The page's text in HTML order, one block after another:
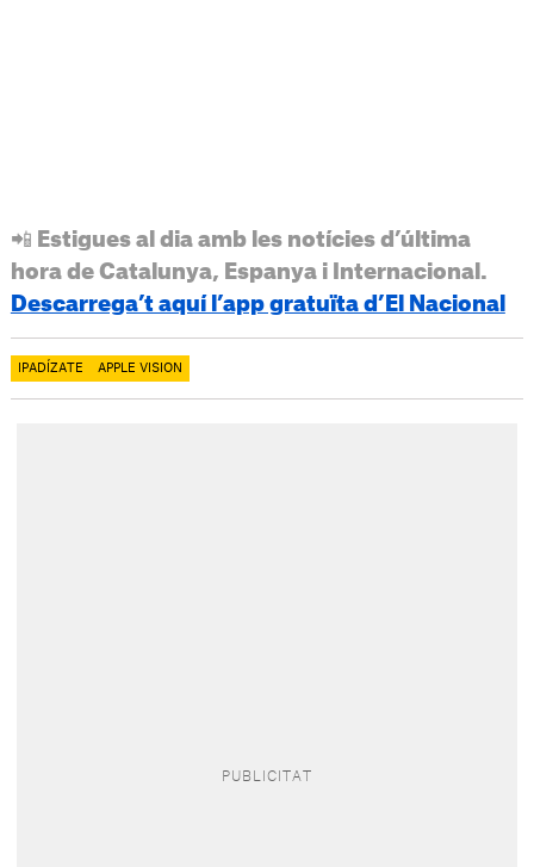
📲 Estigues al dia amb les notícies d’última
hora de Catalunya, Espanya i Internacional.
Descarrega’t aquí l’app gratuïta d’El Nacional
IPADÍZATE APPLE VISION